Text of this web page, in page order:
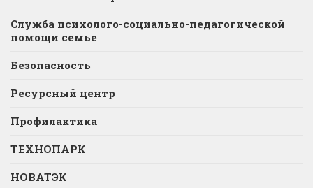
Служба психолого-социально-педагогической
помощи семье
Безопасность
Ресурсный центр
Профилактика
ТЕХНОПАРК
НОВАТЭК